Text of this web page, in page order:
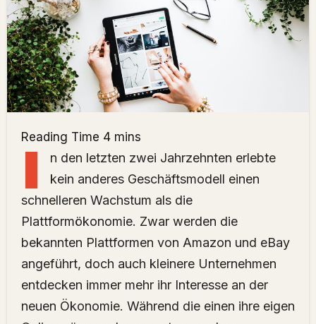
I
n den letzten zwei Jahrzehnten erlebte
kein anderes Geschäftsmodell einen
schnelleren Wachstum als die
Plattformökonomie. Zwar werden die
bekannten Plattformen von Amazon und eBay
angeführt, doch auch kleinere Unternehmen
entdecken immer mehr ihr Interesse an der
neuen Ökonomie. Während die einen ihre eigen